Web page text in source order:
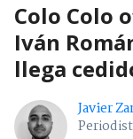
Colo Colo
Iván
llega
Javier